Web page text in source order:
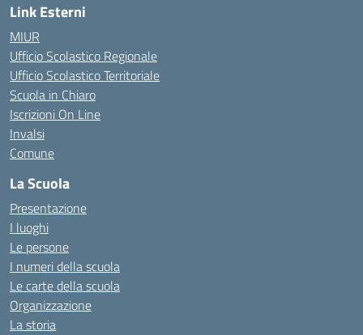
Link Esterni
MIUR
Ufficio Scolastico Regionale
Ufficio Scolastico Territoriale
Scuola in Chiaro
Iscrizioni On Line
Invalsi
Comune
La Scuola
Presentazione
I luoghi
Le persone
I numeri della scuola
Le carte della scuola
Organizzazione
La storia